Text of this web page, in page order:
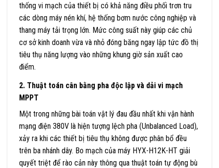
thống vi mạch của thiết bị có khả năng điều phối trơn tru
các dòng máy nén khí, hệ thống bơm nước công nghiệp và
thang máy tải trọng lớn. Mức công suất này giúp các chủ
cơ sở kinh doanh vừa và nhỏ đóng băng ngay lập tức đồ thị
tiêu thụ năng lượng vào những khung giờ sản xuất cao
điểm.
2. Thuật toán cân bằng pha độc lập và dải vi mạch
MPPT
Một trong những bài toán vật lý đau đầu nhất khi vận hành
mạng điện 380V là hiện tượng lệch pha (Unbalanced Load),
xảy ra khi các thiết bị tiêu thụ không được phân bổ đều
trên ba nhánh dây. Bo mạch của máy HYX-H12K-HT giải
quyết triệt để rào cản này thông qua thuật toán tự động bù